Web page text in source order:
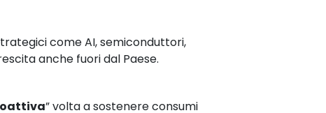
come AI, semiconduttori,
anche fuori dal Paese.
” volta a sostenere consumi